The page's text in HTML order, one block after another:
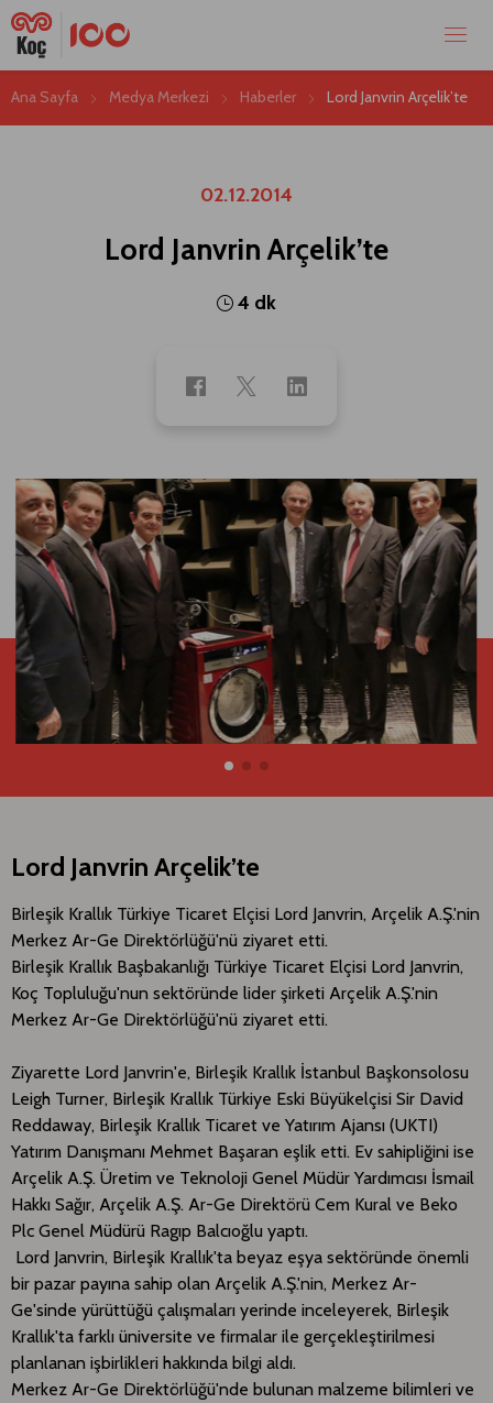
Ana Sayfa Medya Merkezi Haberler Lord Janvrin Arçelik’te
02.12.2014
Lord Janvrin Arçelik’te
4 dk
Lord Janvrin Arçelik’te
​​Birleşik Krallık Türkiye Ticaret Elçisi Lord Janvrin, Arçelik A.Ş.'nin
Merkez Ar-Ge Direktörlüğü'nü ziyaret etti.
Birleşik Krallık Başbakanlığı Türkiye Ticaret Elçisi Lord Janvrin,
Koç Topluluğu'nun sektöründe lider şirketi Arçelik A.Ş.'nin
Merkez Ar-Ge Direktörlüğü'nü ziyaret etti.
Ziyarette Lord Janvrin'e, Birleşik Krallık İstanbul Başkonsolosu
Leigh Turner, Birleşik Krallık Türkiye Eski Büyükelçisi Sir David
Reddaway, Birleşik Krallık Ticaret ve Yatırım Ajansı (UKTI)
Yatırım Danışmanı Mehmet Başaran eşlik etti. Ev sahipliğini ise
Arçelik A.Ş. Üretim ve Teknoloji Genel Müdür Yardımcısı İsmail
Hakkı Sağır, Arçelik A.Ş. Ar-Ge Direktörü Cem Kural ve Beko
Plc Genel Müdürü Ragıp Balcıoğlu yaptı.
Lord Janvrin, Birleşik Krallık'ta beyaz eşya sektöründe önemli
bir pazar payına sahip olan Arçelik A.Ş.'nin, Merkez Ar-
Ge'sinde yürüttüğü çalışmaları yerinde inceleyerek, Birleşik
Krallık'ta farklı üniversite ve firmalar ile gerçekleştirilmesi
planlanan işbirlikleri hakkında bilgi aldı.
Merkez Ar-Ge Direktörlüğü'nde bulunan malzeme bilimleri ve